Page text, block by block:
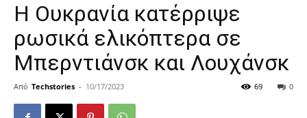
Η Ουκρανία κατέρριψε
ρωσικά ελικόπτερα σε
Μπερντιάνσκ και Λουχάνσκ
Από Techstories - 10/17/2023 0
69